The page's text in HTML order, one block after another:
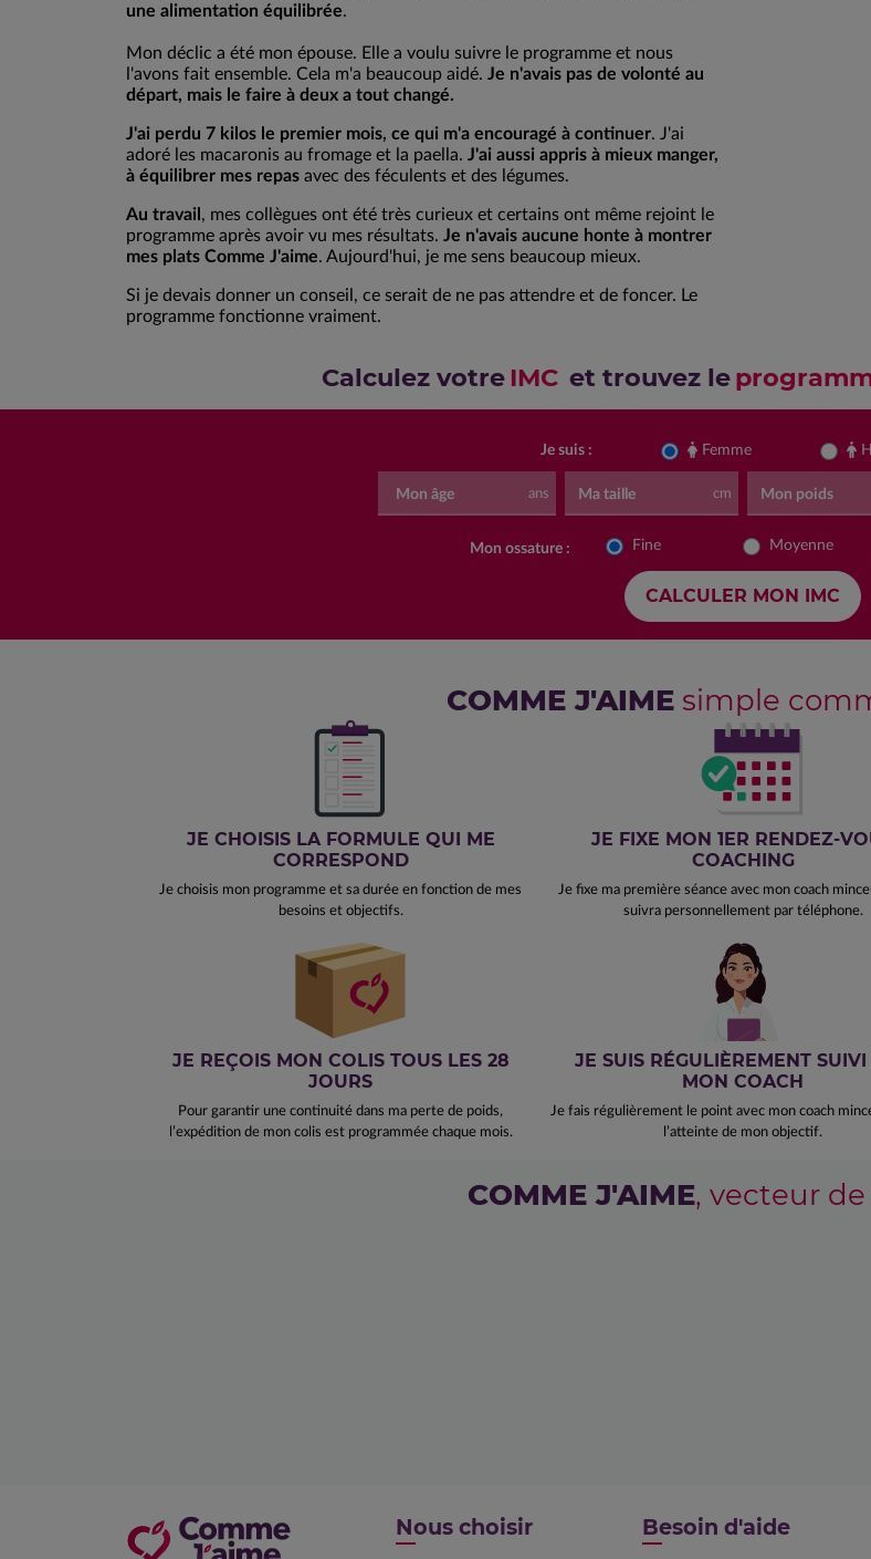
une alimentation équilibrée.
Mon déclic a été mon épouse. Elle a voulu suivre le programme et nous
l'avons fait ensemble. Cela m'a beaucoup aidé. Je n'avais pas de volonté au
départ, mais le faire à deux a tout changé.
J'ai perdu 7 kilos le premier mois, ce qui m'a encouragé à continuer. J'ai
adoré les macaronis au fromage et la paella. J'ai aussi appris à mieux manger,
à équilibrer mes repas avec des féculents et des légumes.
Au travail , mes collègues ont été très curieux et certains ont même rejoint le
programme après avoir vu mes résultats. Je n'avais aucune honte à montrer
mes plats Comme J'aime. Aujourd'hui, je me sens beaucoup mieux.
Si je devais donner un conseil, ce serait de ne pas attendre et de foncer. Le
programme fonctionne vraiment.
Calculez votre IMC et trouvez le
Je suis : Femme
Mon âge ans Ma taille cm Mon poids
Mon ossature : Fine Moyenne
COMME J'AIME simple
JE CHOISIS LA FORMULE QUI ME
CORRESPOND
Je choisis mon programme et sa durée en fonction de mes
besoins et objectifs.
JE FIXE MON 1ER RENDEZ-
COACHING
Je fixe ma première séance avec mon coach
suivra personnellement par téléphone.
JE REÇOIS MON COLIS TOUS LES 28
JOURS
Pour garantir une continuité dans ma perte de poids,
l’expédition de mon colis est programmée chaque mois.
JE SUIS RÉGULIÈREMENT SUIVI
MON COACH
Je fais régulièrement le point avec mon coach
l’atteinte de mon objectif.
COMME J'AIME, vecteur
Nous choisir Besoin d'aide